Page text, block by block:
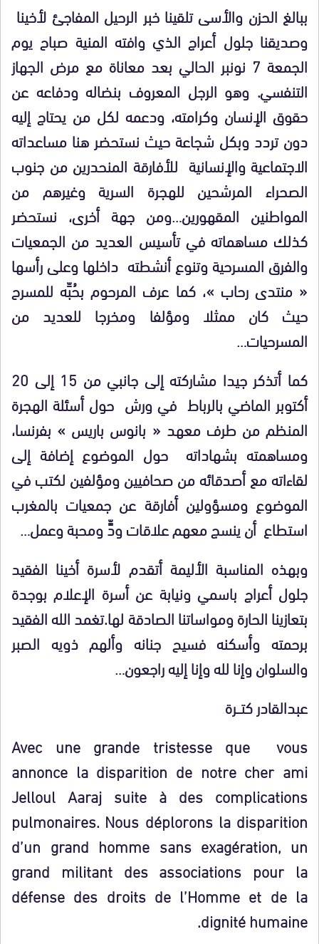
ببالغ الحزن والأسى تلقينا خبر الرحيل المفاجئ لأخينا
وصديقنا جلول أعراج الذي وافته المنية صباح يوم
الجمعة 7 نونبر الحالي بعد معاناة مع مرض الجهاز
التنفسي. وهو الرجل المعروف بنضاله ودفاعه عن
حقوق الإنسان وكرامته، ودعمه لكل من يحتاج إليه
دون تردد وبكل شجاعة حيث نستحضر هنا مساعداته
الاجتماعية والإنسانية للأفارقة المنحدرين من جنوب
الصحراء المرشحين للهجرة السرية وغيرهم من
المواطنين المقهورين…ومن جهة أخرى، نستحضر
كذلك مساهماته في تأسيس العديد من الجمعيات
والفرق المسرحية وتنوع أنشطته داخلها وعلى رأسها
« منتدى رحاب »، كما عرف المرحوم بحُبِّه للمسرح
حيث كان ممثلا ومؤلفا ومخرجا للعديد من
المسرحيات…
كما أتذكر جيدا مشاركته إلى جانبي من 15 إلى 20
أكتوبر الماضي بالرباط في ورش حول أسئلة الهجرة
المنظم من طرف معهد « بانوس باريس » بفرنسا،
ومساهمته بشهاداته حول الموضوع إضافة إلى
لقاءاته مع أصدقائه من صحافيين ومؤلفين لكتب في
الموضوع ومسؤولين أفارقة عن جمعيات بالمغرب
استطاع أن ينسج معهم علاقات ودٍّ ومحبة وعمل…
وبهذه المناسبة الأليمة أتقدم لأسرة أخينا الفقيد
جلول أعراج باسمي ونيابة عن أسرة الإعلام بوجدة
بتعازينا الحارة ومواساتنا الصادقة لها.تغمد الله الفقيد
برحمته وأسكنه فسيح جنانه وألهم ذويه الصبر
والسلوان وإنا لله وإنا إليه راجعون…
عبدالقادر كتـــرة
Avec une grande tristesse que vous
annonce la disparition de notre cher ami
Jelloul Aaraj suite à des complications
pulmonaires. Nous déplorons la disparition
d’un grand homme sans exagération, un
grand militant des associations pour la
défense des droits de l’Homme et de la
dignité humaine.